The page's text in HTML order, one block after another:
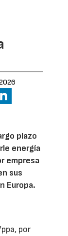
plazo
energía
empresa
sus
Europa.
por